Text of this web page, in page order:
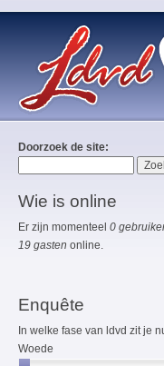
Doorzoek de site:
Wie is online
Er zijn momenteel 0
19 gasten online.
Enquête
In welke fase van ldvd zit je
Woede